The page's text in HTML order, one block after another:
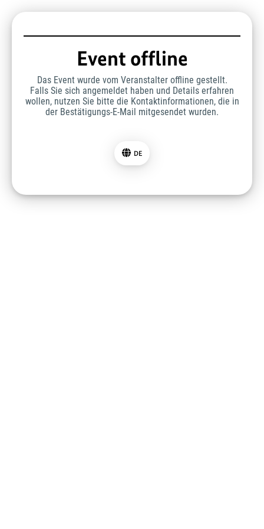
Event offline
Das Event wurde vom Veranstalter offline gestellt.
Falls Sie sich angemeldet haben und Details erfahren
wollen, nutzen Sie bitte die Kontaktinformationen, die in
der Bestätigungs-E-Mail mitgesendet wurden.
DE